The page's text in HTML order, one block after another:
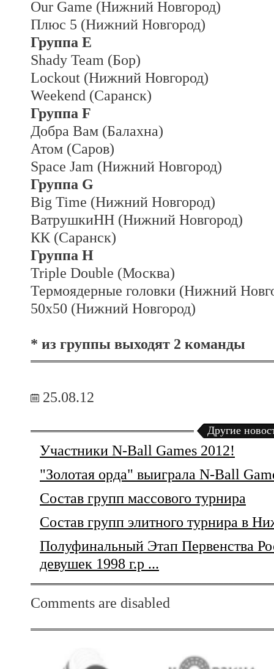
Our Game (Нижний Новгород)
Плюс 5 (Нижний Новгород)
Группа E
Shady Team (Бор)
Lockout (Нижний Новгород)
Weekend (Саранск)
Группа F
Добра Вам (Балахна)
Атом (Саров)
Space Jam (Нижний Новгород)
Группа G
Big Time (Нижний Новгород)
ВатрушкиНН (Нижний Новгород)
КК (Саранск)
Группа H
Triple Double (Москва)
Термоядерные головки (Нижний
50х50 (Нижний Новгород)
* из группы выходят 2 команды
25.08.12
Другие
Участники N-Ball Games 2012!
"Золотая орда" выиграла N-Ball
Состав групп массового турнира
Состав групп элитного турнира в
Полуфинальный Этап Первенства
девушек 1998 г.р ...
Comments are disabled